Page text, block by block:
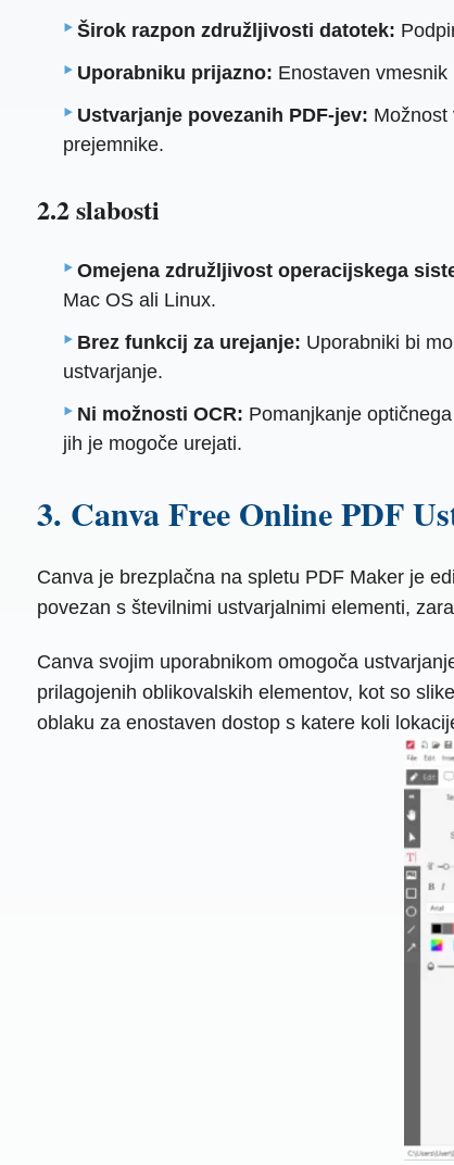
Širok razpon združljivosti datotek:
Uporabniku prijazno: Enostaven
Ustvarjanje povezanih PDF-jev: Možnost
prejemnike.
2.2 slabosti
Omejena združljivost operacijskega
Mac OS ali Linux.
Brez funkcij za urejanje: Uporabniki bi
ustvarjanje.
Ni možnosti OCR: Pomanjkanje
jih je mogoče urejati.
3. Canva Free Online PDF
Canva je brezplačna na spletu PDF Maker je
povezan s številnimi ustvarjalnimi elementi,
Canva svojim uporabnikom omogoča
prilagojenih oblikovalskih elementov, kot so
oblaku za enostaven dostop s katere koli